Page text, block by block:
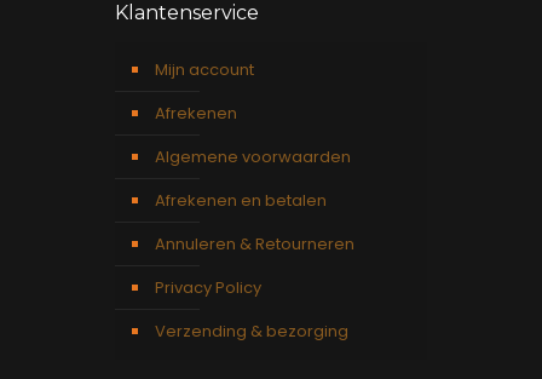
Klantenservice
Mijn account
Afrekenen
Algemene voorwaarden
Afrekenen en betalen
Annuleren & Retourneren
Privacy Policy
Verzending & bezorging